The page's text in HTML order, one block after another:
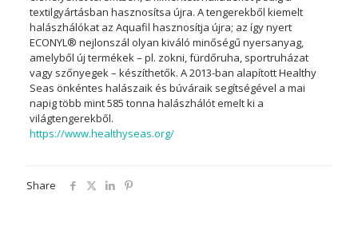
textilgyártásban hasznosítsa újra. A tengerekből kiemelt
halászhálókat az Aquafil hasznosítja újra; az így nyert
ECONYL® nejlonszál olyan kiváló minőségű nyersanyag,
amelyből új termékek – pl. zokni, fürdőruha, sportruházat
vagy szőnyegek – készíthetők. A 2013-ban alapított Healthy
Seas önkéntes halászaik és búváraik segítségével a mai
napig több mint 585 tonna halászhálót emelt ki a
világtengerekből.
https://www.healthyseas.org/
Share